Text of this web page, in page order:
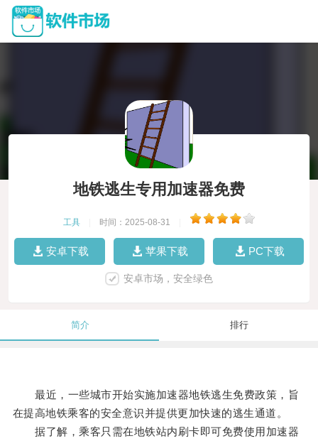
地铁逃生专用加速器免费
工具 时间：2025-08-31
安卓下载 苹果下载 PC下载
安卓市场，安全绿色
简介 排行
最近，一些城市开始实施加速器地铁逃生免费政策，旨
在提高地铁乘客的安全意识并提供更加快速的逃生通道。
据了解，乘客只需在地铁站内刷卡即可免费使用加速器